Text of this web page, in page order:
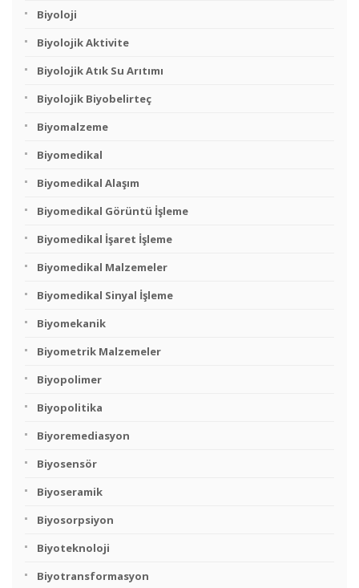
Biyoloji
Biyolojik Aktivite
Biyolojik Atık Su Arıtımı
Biyolojik Biyobelirteç
Biyomalzeme
Biyomedikal
Biyomedikal Alaşım
Biyomedikal Görüntü İşleme
Biyomedikal İşaret İşleme
Biyomedikal Malzemeler
Biyomedikal Sinyal İşleme
Biyomekanik
Biyometrik Malzemeler
Biyopolimer
Biyopolitika
Biyoremediasyon
Biyosensör
Biyoseramik
Biyosorpsiyon
Biyoteknoloji
Biyotransformasyon